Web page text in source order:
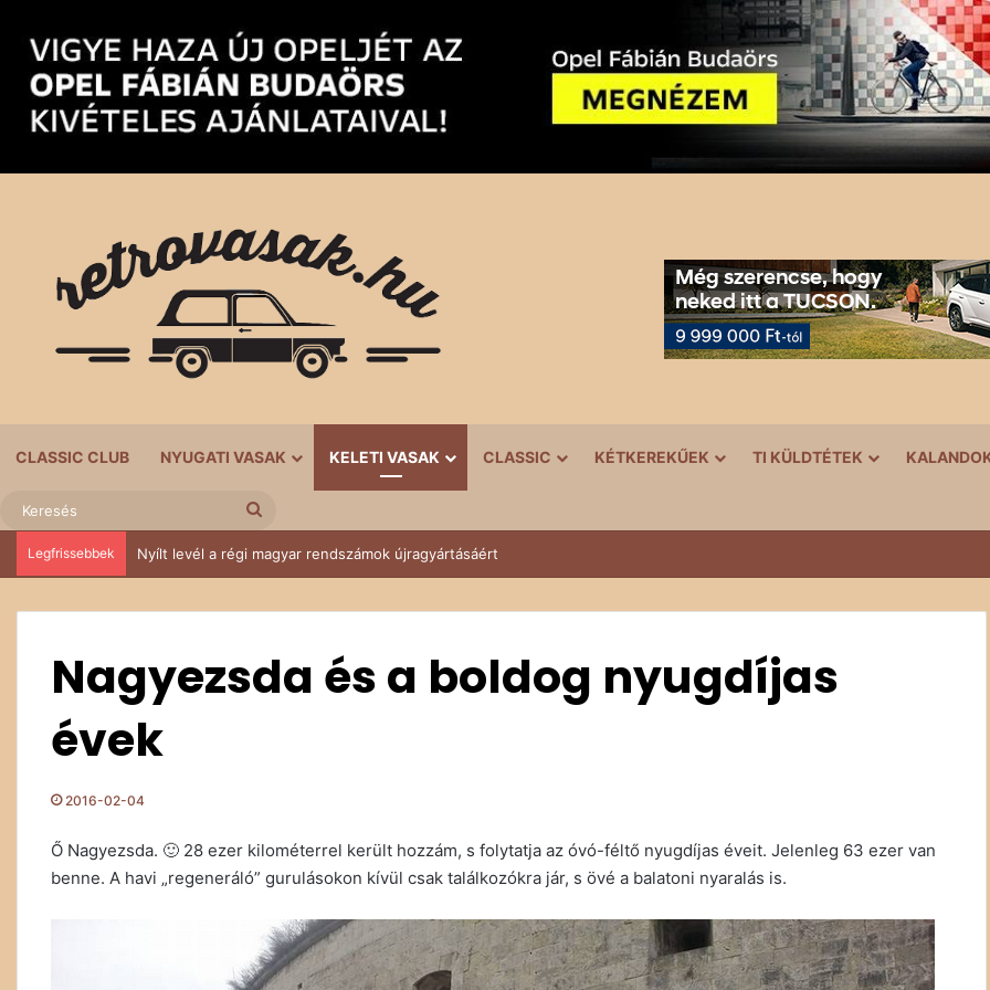
CLASSIC CLUB NYUGATI VASAK KELETI VASAK CLASSIC KÉTKEREKŰEK TI KÜLDTÉTEK
Legfrissebbek Nyílt levél a régi magyar rendszámok újragyártásáért
Nagyezsda és a boldog nyugdíjas
évek
2016-02-04
Ő Nagyezsda. 🙂 28 ezer kilométerrel került hozzám, s folytatja az óvó-féltő nyugdíjas éveit. Jelenleg 63 ezer van
benne. A havi „regeneráló” gurulásokon kívül csak találkozókra jár, s övé a balatoni nyaralás is.